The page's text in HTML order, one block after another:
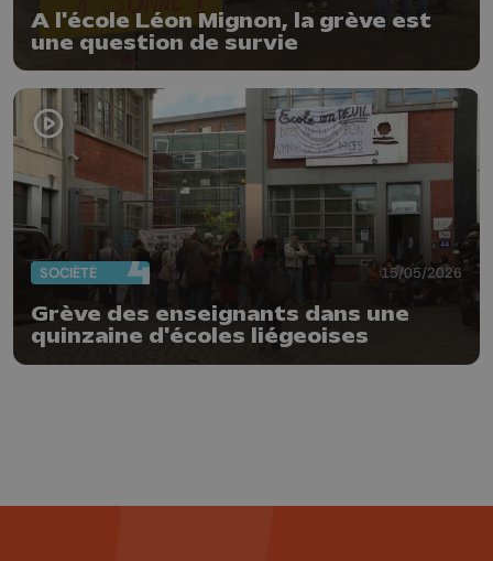
A l'école Léon Mignon, la grève est
une question de survie
SOCIÉTÉ 15/05/2026
Grève des enseignants dans une
quinzaine d'écoles liégeoises